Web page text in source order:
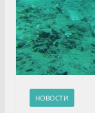
НОВОСТИ